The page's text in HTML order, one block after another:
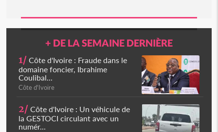
+ DE LA SEMAINE DERNIÈRE
1/ Côte d'Ivoire : Fraude dans le
domaine foncier, Ibrahime
Coulibal...
Côte d'Ivoire
2/ Côte d'Ivoire : Un véhicule de
la GESTOCI circulant avec un
numér...